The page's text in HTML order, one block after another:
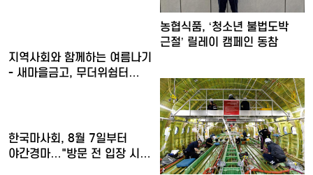
농협식품, ‘청소년 불법도박
근절’ 릴레이 캠페인 동참
지역사회와 함께하는 여름나기
- 새마을금고, 무더위쉼터…
한국마사회, 8월 7일부터
야간경마…"방문 전 입장 시…